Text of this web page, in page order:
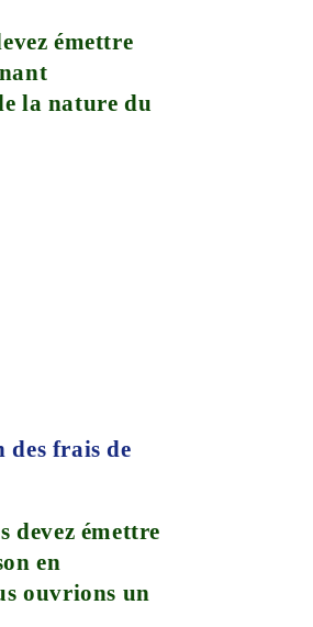
émettre
la nature du
des frais de
devez émettre
en
ouvrions un